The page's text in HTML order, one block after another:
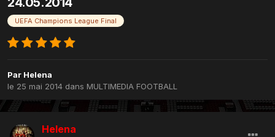
UEFA Champions League Final
Par Helena
le 25 mai 2014 dans MULTIMEDIA FOOTBALL
Helena